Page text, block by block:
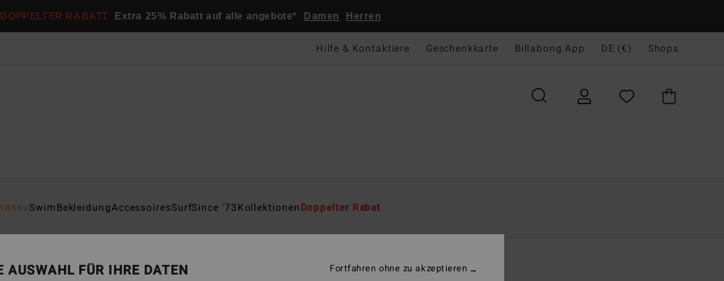
DOPPELTER RABATT Extra 25% Rabatt auf alle angebote* Damen Herren
Hilfe & Kontaktiere Geschenkkarte Billabong App DE (€) Shops
SwimBekleidungAccessoiresSurfSince '73KollektionenDoppelter Rabat
Long Weekend
AUSWAHL FÜR IHRE DATEN Fortfahren ohne zu akzeptieren